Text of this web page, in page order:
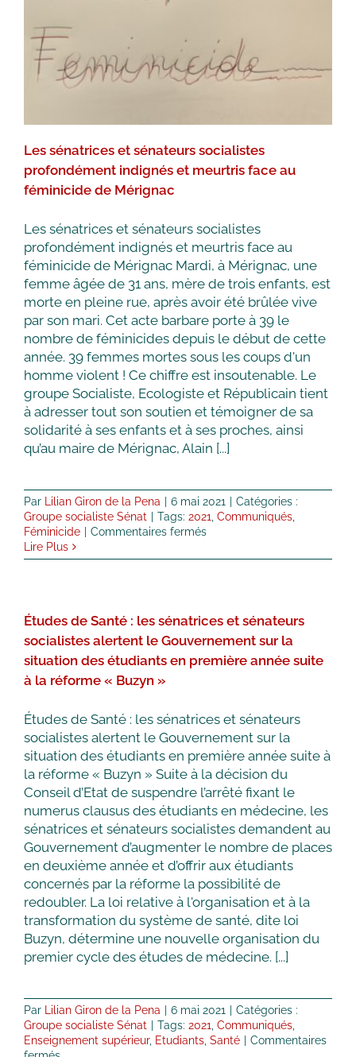
socialistes profondément indignés
et meurtris face au féminicide de
Mérignac
Groupe socialiste Sénat
Les sénatrices et sénateurs socialistes
profondément indignés et meurtris face au
féminicide de Mérignac
Les sénatrices et sénateurs socialistes
profondément indignés et meurtris face au
féminicide de Mérignac Mardi, à Mérignac, une
femme âgée de 31 ans, mère de trois enfants, est
morte en pleine rue, après avoir été brûlée vive
par son mari. Cet acte barbare porte à 39 le
nombre de féminicides depuis le début de cette
année. 39 femmes mortes sous les coups d'un
homme violent ! Ce chiffre est insoutenable. Le
groupe Socialiste, Ecologiste et Républicain tient
à adresser tout son soutien et témoigner de sa
solidarité à ses enfants et à ses proches, ainsi
qu’au maire de Mérignac, Alain [...]
Par Lilian Giron de la Pena 6 mai 2021
Catégories :
Groupe socialiste Sénat
Tags: 2021, Communiqués,
Féminicide
Commentaires ferméssur
sénatrices
profondément
indignés
meurtris
féminicide
de
Mérignac
Lire Plus
Études de Santé : les sénatrices et sénateurs
socialistes alertent le Gouvernement sur la
situation des étudiants en première année suite
à la réforme « Buzyn »
Études de Santé : les sénatrices et sénateurs
socialistes alertent le Gouvernement sur la
situation des étudiants en première année suite à
la réforme « Buzyn » Suite à la décision du
Conseil d’Etat de suspendre l’arrêté fixant le
numerus clausus des étudiants en médecine, les
sénatrices et sénateurs socialistes demandent au
Gouvernement d’augmenter le nombre de places
en deuxième année et d’offrir aux étudiants
concernés par la réforme la possibilité de
redoubler. La loi relative à l'organisation et à la
transformation du système de santé, dite loi
Buzyn, détermine une nouvelle organisation du
premier cycle des études de médecine. [...]
Par Lilian Giron de la Pena 6 mai 2021
Catégories :
Groupe socialiste Sénat
Tags: 2021, Communiqués,
Enseignement supérieur, Etudiants, Santé
Commentaires